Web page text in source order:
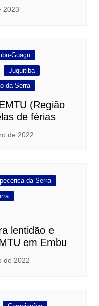
2023
Guaçu
Juquitiba
da Serra
(Região
de férias
de 2022
da Serra
lentidão e
em Embu
de 2022